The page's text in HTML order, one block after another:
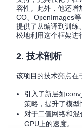
容性。此外，他还增
CO、OpenImages
提供了从编译到训练
松地利用这个框架进
2. 技术剖析
该项目的技术亮点在
引入了新层如
策略，提升了模型
对于二值网络和
GPU上的速度。